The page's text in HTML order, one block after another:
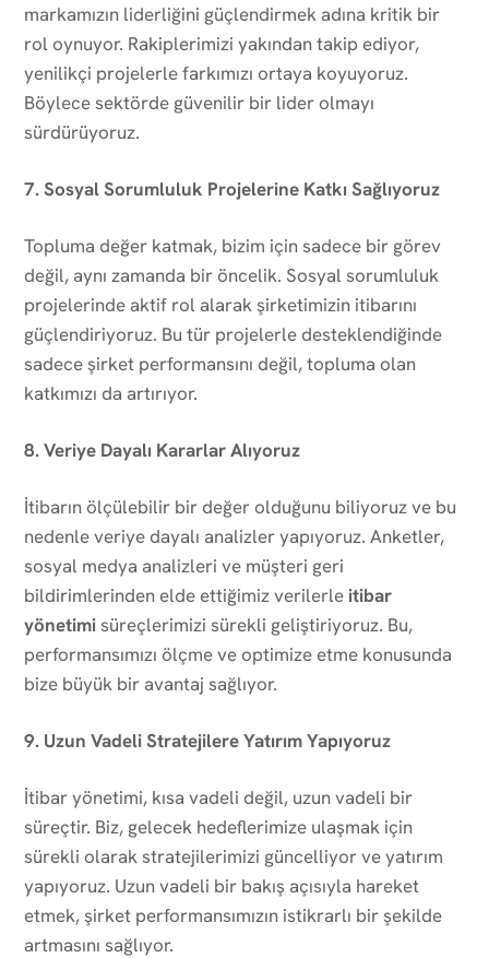
markamızın liderliğini güçlendirmek adına kritik bir
rol oynuyor. Rakiplerimizi yakından takip ediyor,
yenilikçi projelerle farkımızı ortaya koyuyoruz.
Böylece sektörde güvenilir bir lider olmayı
sürdürüyoruz.
7. Sosyal Sorumluluk Projelerine Katkı Sağlıyoruz
Topluma değer katmak, bizim için sadece bir görev
değil, aynı zamanda bir öncelik. Sosyal sorumluluk
projelerinde aktif rol alarak şirketimizin itibarını
güçlendiriyoruz. Bu tür projelerle desteklendiğinde
sadece şirket performansını değil, topluma olan
katkımızı da artırıyor.
8. Veriye Dayalı Kararlar Alıyoruz
İtibarın ölçülebilir bir değer olduğunu biliyoruz ve bu
nedenle veriye dayalı analizler yapıyoruz. Anketler,
sosyal medya analizleri ve müşteri geri
bildirimlerinden elde ettiğimiz verilerle itibar
yönetimisüreçlerimizi sürekli geliştiriyoruz. Bu,
performansımızı ölçme ve optimize etme konusunda
bize büyük bir avantaj sağlıyor.
9. Uzun Vadeli Stratejilere Yatırım Yapıyoruz
İtibar yönetimi, kısa vadeli değil, uzun vadeli bir
süreçtir. Biz, gelecek hedeflerimize ulaşmak için
sürekli olarak stratejilerimizi güncelliyor ve yatırım
yapıyoruz. Uzun vadeli bir bakış açısıyla hareket
etmek, şirket performansımızın istikrarlı bir şekilde
artmasını sağlıyor.